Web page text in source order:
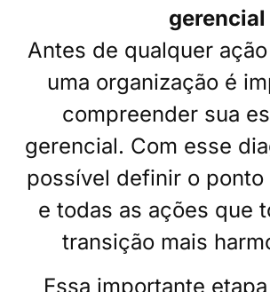
gerencial
Antes de qualquer
uma organização é
compreender sua
gerencial. Com esse
possível definir o ponto
e todas as ações que
transição mais
Essa importante